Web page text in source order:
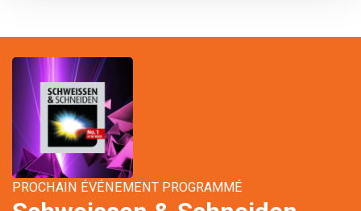
PROCHAIN ÉVÉNEMENT PROGRAMMÉ